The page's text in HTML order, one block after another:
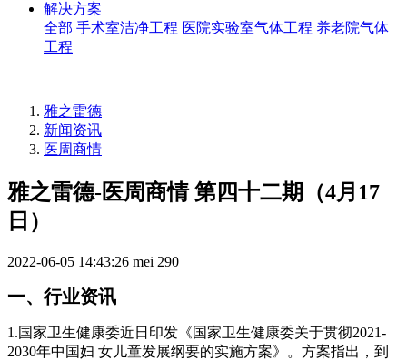
解决方案
全部 手术室洁净工程 医院实验室气体工程 养老院气体
工程
雅之雷德
新闻资讯
医周商情
雅之雷德-医周商情 第四十二期（4月17
日）
2022-06-05 14:43:26 mei 290
⼀、⾏业资讯
1.国家卫⽣健康委近⽇印发《国家卫⽣健康委关于贯彻2021-
2030年中国妇 ⼥⼉童发展纲要的实施⽅案》。⽅案指出，到